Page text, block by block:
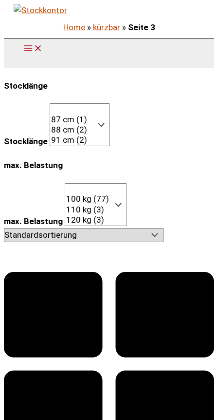
Zum
springen
Home» kürzbar» Seite 3
Stocklänge
Stocklänge
max. Belastung
max. Belastung